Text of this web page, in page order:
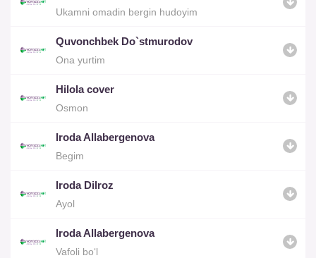
Ukamni omadin bergin hudoyim
Quvonchbek Do`stmurodov
Ona yurtim
Hilola cover
Osmon
Iroda Allabergenova
Begim
Iroda Dilroz
Ayol
Iroda Allabergenova
Vafoli bo‘l